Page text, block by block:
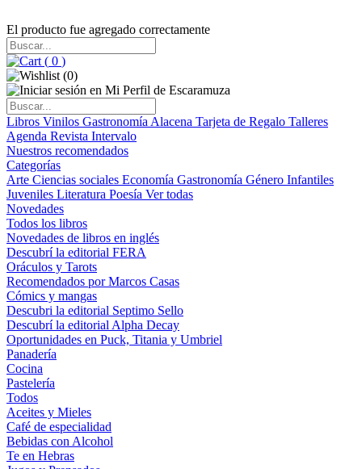
El producto fue agregado correctamente
( 0 )
(0)
Libros Vinilos Gastronomía Alacena Tarjeta de Regalo Talleres
Agenda Revista Intervalo
Nuestros recomendados
Categorías
Arte Ciencias sociales Economía Gastronomía Género Infantiles
Juveniles Literatura Poesía Ver todas
Novedades
Todos los libros
Novedades de libros en inglés
Descubrí la editorial FERA
Oráculos y Tarots
Recomendados por Marcos Casas
Cómics y mangas
Descubri la editorial Septimo Sello
Descubrí la editorial Alpha Decay
Oportunidades en Puck, Titania y Umbriel
Panadería
Cocina
Pastelería
Todos
Aceites y Mieles
Café de especialidad
Bebidas con Alcohol
Te en Hebras